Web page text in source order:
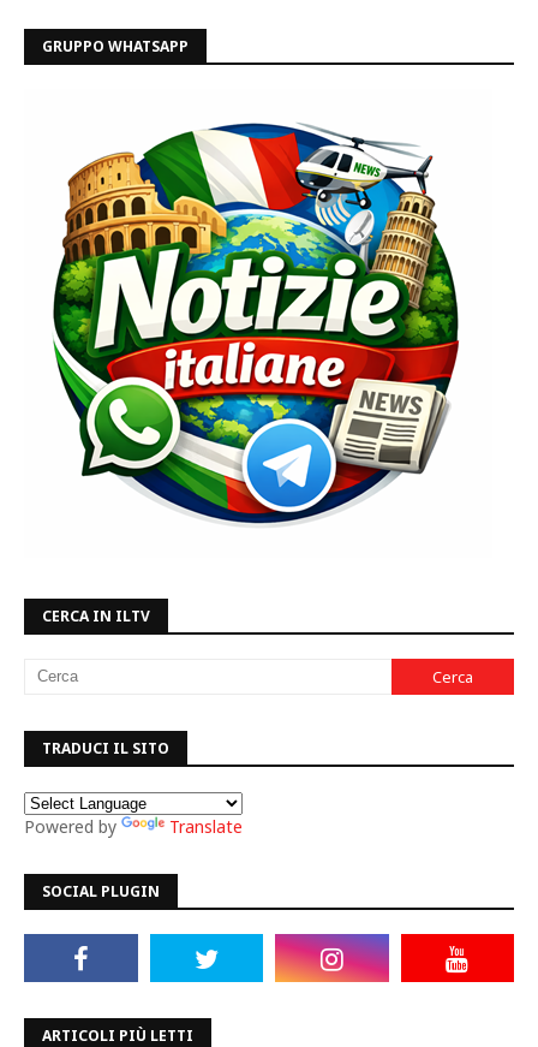
GRUPPO WHATSAPP
CERCA IN ILTV
TRADUCI IL SITO
Powered by Translate
SOCIAL PLUGIN
ARTICOLI PIÙ LETTI